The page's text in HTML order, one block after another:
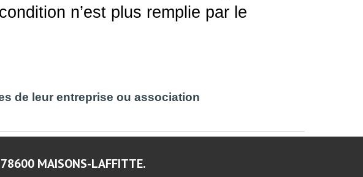
n’est plus remplie par le
de leur entreprise ou association
78600 MAISONS-LAFFITTE.